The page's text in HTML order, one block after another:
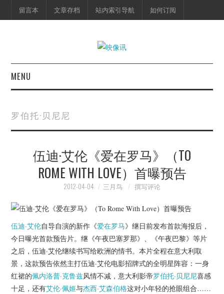
留言本 文章存档 站内索引导航 如何订阅
MENU
映像快讯
预告片
海报剧照
脱口秀
杂七杂八
美剧英剧
电影档期
罗伯托·贝尼尼
伍迪·艾伦《爱在罗马》（TO
ROME WITH LOVE）首曝预告
2012-04-04 三月鸟 撰写评论
伍迪·艾伦自导自演的新作《爱在罗马》继日前发布首款海报后，
今日曝光首款预告片。继《午夜巴塞罗那》、《午夜巴黎》等片
之后，伍迪·艾伦继续书写给欧洲的情书。本片全程在意大利取
景，这款预告依然主打伍迪·艾伦电影招牌式的全明星阵容：一身
红裙的佩内洛普·克鲁兹风情不减，意大利影帝罗伯托·贝尼尼喜感
十足，还有艾伦·佩姬与杰西·艾森伯格这对小年轻的抢眼组合……